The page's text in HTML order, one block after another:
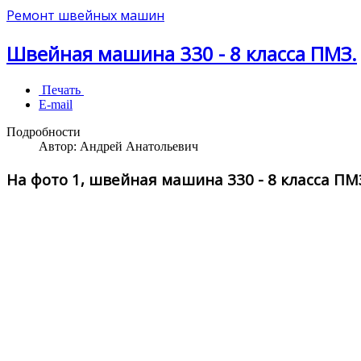
Ремонт швейных машин
Швейная машина 330 - 8 класса ПМЗ.
Печать
E-mail
Подробности
Автор: Андрей Анатольевич
На фото 1, швейная машина 330 - 8 класса